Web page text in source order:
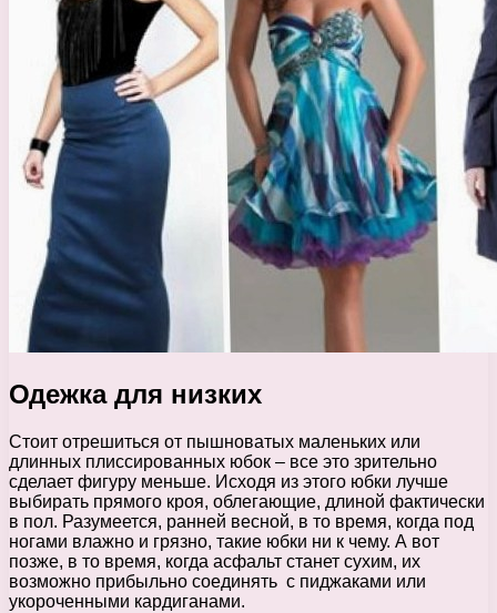
Одежка для низких
Стоит отрешиться от пышноватых маленьких или
длинных плиссированных юбок – все это зрительно
сделает фигуру меньше. Исходя из этого юбки лучше
выбирать прямого кроя, облегающие, длиной фактически
в пол. Разумеется, ранней весной, в то время, когда под
ногами влажно и грязно, такие юбки ни к чему. А вот
позже, в то время, когда асфальт станет сухим, их
возможно прибыльно соединять с пиджаками или
укороченными кардиганами.